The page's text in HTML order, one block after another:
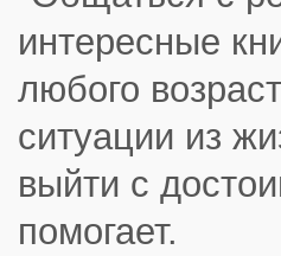
интересные
любого
ситуации из
выйти с
помогает.